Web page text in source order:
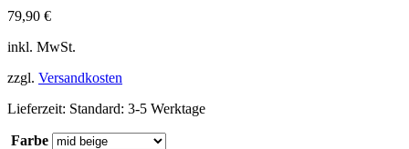
79,90 €
inkl. MwSt.
zzgl. Versandkosten
Lieferzeit: Standard: 3-5 Werktage
Farbe